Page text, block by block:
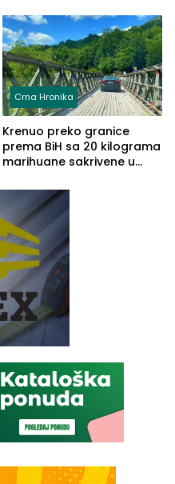
Grčkoj
Crna Hronika
Krenuo preko granice
prema BiH sa 20 kilograma
marihuane sakrivene u